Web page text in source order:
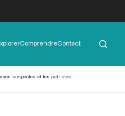
ComprendreContact
suspectes et les patriotes